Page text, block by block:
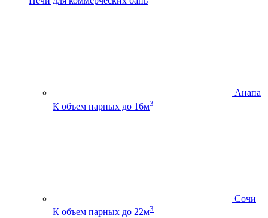
Анапа
К объем парных до 16м3
Сочи
К объем парных до 22м3